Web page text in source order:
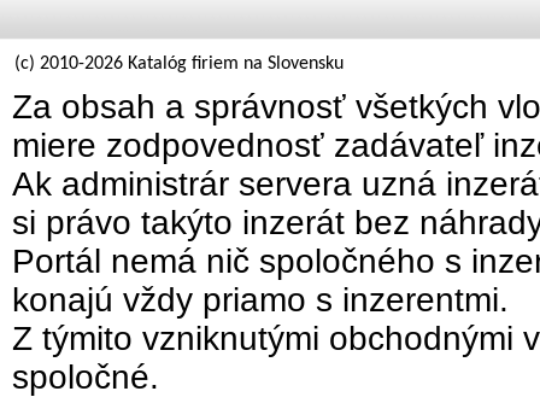
(c) 2010-2026 Katalóg firiem na Slovensku
Za obsah a správnosť všetkých
miere zodpovednosť zadávateľ
Ak administrár servera uzná
si právo takýto inzerát bez
Portál nemá nič spoločného s
konajú vždy priamo s inzerentmi.
Z týmito vzniknutými obchodnými
spoločné.